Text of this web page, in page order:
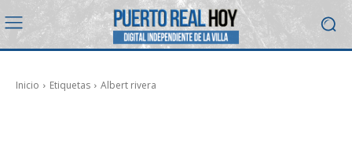
Inicio Etiquetas Albert rivera